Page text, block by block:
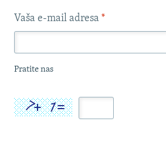
Vaša e-mail adresa *
Pratite nas